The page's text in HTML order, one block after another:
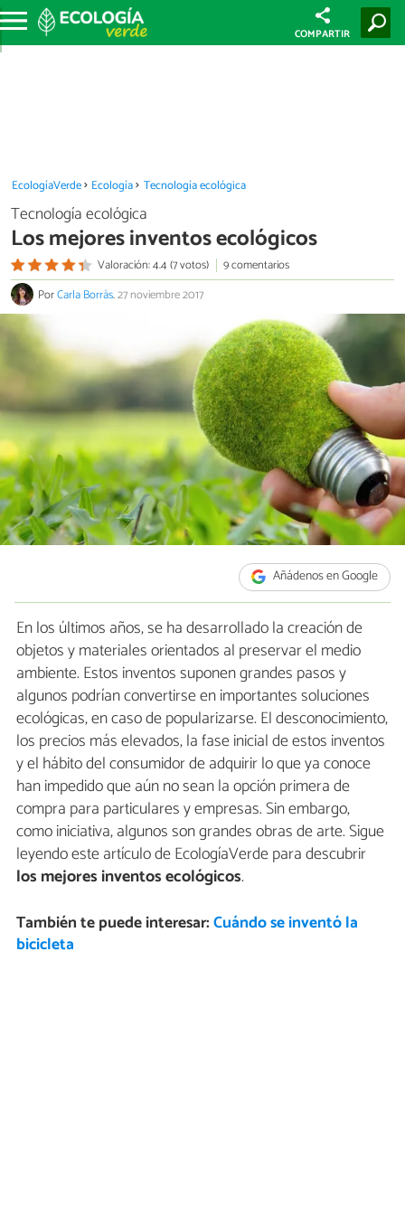
COMPARTIR
EcologíaVerde Ecología Tecnología ecológica
Tecnología ecológica
Los mejores inventos ecológicos
Valoración: 4.4 (7 votos)
9 comentarios
PorCarla Borràs.27 noviembre 2017
Añádenos en Google
En los últimos años, se ha desarrollado la creación de
objetos y materiales orientados al preservar el medio
ambiente. Estos inventos suponen grandes pasos y
algunos podrían convertirse en importantes soluciones
ecológicas, en caso de popularizarse. El desconocimiento,
los precios más elevados, la fase inicial de estos inventos
y el hábito del consumidor de adquirir lo que ya conoce
han impedido que aún no sean la opción primera de
compra para particulares y empresas. Sin embargo,
como iniciativa, algunos son grandes obras de arte. Sigue
leyendo este artículo de EcologíaVerde para descubrir
los mejores inventos ecológicos.
También te puede interesar:Cuándo se inventó la
bicicleta